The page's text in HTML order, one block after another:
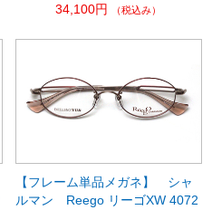
34,100円
（税込み）
【フレーム単品メガネ】 シャ
ルマン Reego リーゴXW 4072